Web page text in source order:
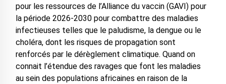
pour les ressources de l’Alliance du vaccin (GAVI) pour
la période 2026-2030 pour combattre des maladies
infectieuses telles que le paludisme, la dengue ou le
choléra, dont les risques de propagation sont
renforcés par le dérèglement climatique. Quand on
connait l’étendue des ravages que font les maladies
au sein des populations africaines en raison de la